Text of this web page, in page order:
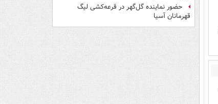
حضور نماینده گل‌گهر در قرعه‌کشی لیگ
قهرمانان آسیا